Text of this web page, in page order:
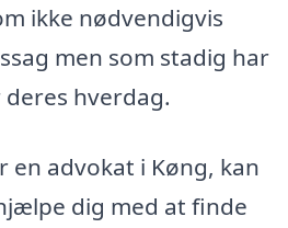
ikke nødvendigvis
men som stadig har
hverdag.
en advokat i Køng, kan
dig med at finde